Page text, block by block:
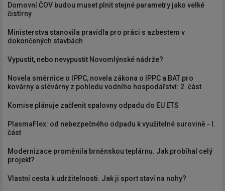
Domovní ČOV budou muset plnit stejné parametry jako velké
čistírny
Ministerstva stanovila pravidla pro práci s azbestem v
dokončených stavbách
Vypustit, nebo nevypustit Novomlýnské nádrže?
Novela směrnice o IPPC, novela zákona o IPPC a BAT pro
kovárny a slévárny z pohledu vodního hospodářství: 2. část
Komise plánuje začlenit spalovny odpadu do EU ETS
PlasmaFlex: od nebezpečného odpadu k využitelné surovině - I.
část
Modernizace proměnila brněnskou teplárnu. Jak probíhal celý
projekt?
Vlastní cesta k udržitelnosti. Jak ji sport staví na nohy?